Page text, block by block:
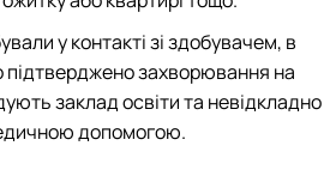
у контакті зі здобувачем, в
підтверджено захворювання на
заклад освіти та невідкладно
допомогою.